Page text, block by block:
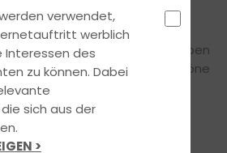
weiter mit einem
entspannter Atmosphäre haben
Jahr zurückgeblickt, viele schöne
lassen und einfach das
verwendet,
werblich
des
zu können. Dabei
sich aus der
>